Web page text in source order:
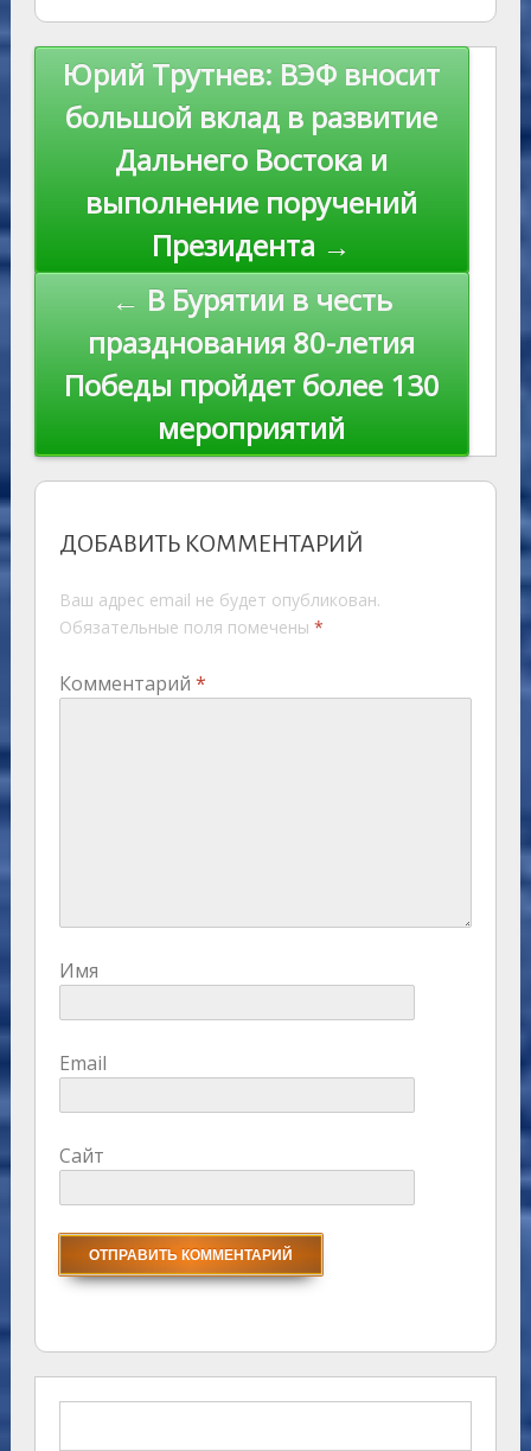
as
s
ni
ki
r
n
al
m p
p
st Li
n
k
Навигация
Юрий Трутнев: ВЭФ вносит
большой вклад в развитие
Дальнего Востока и
выполнение поручений
Президента →
← В Бурятии в честь
празднования 80-летия
Победы пройдет более 130
мероприятий
ДОБАВИТЬ КОММЕНТАРИЙ
Ваш адрес email не будет опубликован.
Обязательные поля помечены *
Комментарий *
Имя
Email
Сайт